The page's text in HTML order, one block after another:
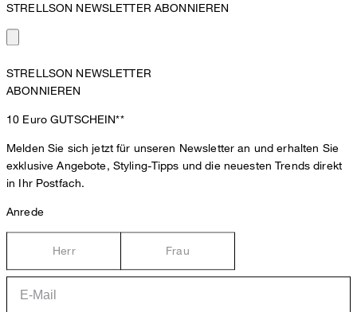
STRELLSON NEWSLETTER ABONNIEREN
STRELLSON NEWSLETTER
ABONNIEREN
10 EuroGUTSCHEIN**
Melden Sie sich jetzt für unseren Newsletter an und erhalten Sie
exklusive Angebote, Styling-Tipps und die neuesten Trends direkt
in Ihr Postfach.
Anrede
Herr Frau